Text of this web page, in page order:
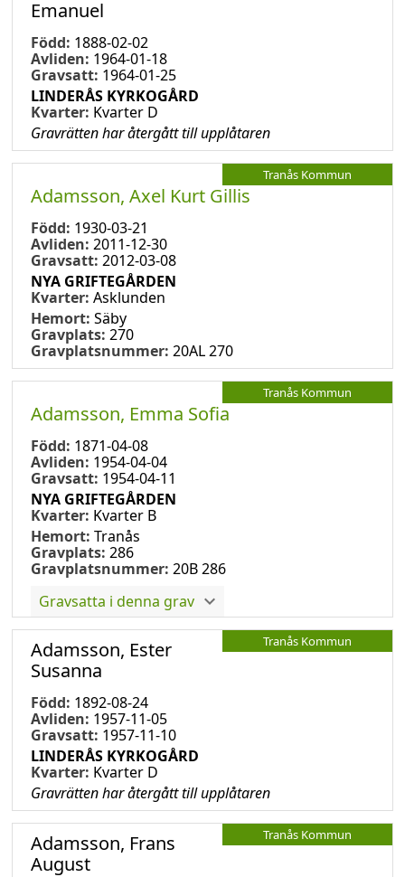
Emanuel
Född: 1888-02-02
Avliden: 1964-01-18
Gravsatt: 1964-01-25
LINDERÅS KYRKOGÅRD
Kvarter: Kvarter D
Gravrätten har återgått till upplåtaren
Tranås Kommun
Adamsson, Axel Kurt Gillis
Född: 1930-03-21
Avliden: 2011-12-30
Gravsatt: 2012-03-08
NYA GRIFTEGÅRDEN
Kvarter: Asklunden
Hemort: Säby
Gravplats: 270
Gravplatsnummer: 20AL 270
Tranås Kommun
Adamsson, Emma Sofia
Född: 1871-04-08
Avliden: 1954-04-04
Gravsatt: 1954-04-11
NYA GRIFTEGÅRDEN
Kvarter: Kvarter B
Hemort: Tranås
Gravplats: 286
Gravplatsnummer: 20B 286
Gravsatta i denna grav
Tranås Kommun
Adamsson, Ester
Susanna
Född: 1892-08-24
Avliden: 1957-11-05
Gravsatt: 1957-11-10
LINDERÅS KYRKOGÅRD
Kvarter: Kvarter D
Gravrätten har återgått till upplåtaren
Tranås Kommun
Adamsson, Frans
August